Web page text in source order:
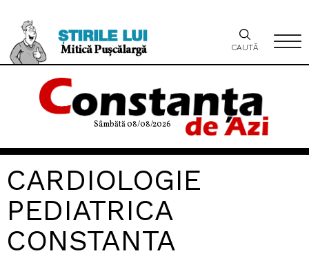
Sâmbătă 08/08/2026
CAUTĂ
CARDIOLOGIE
PEDIATRICA
CONSTANTA